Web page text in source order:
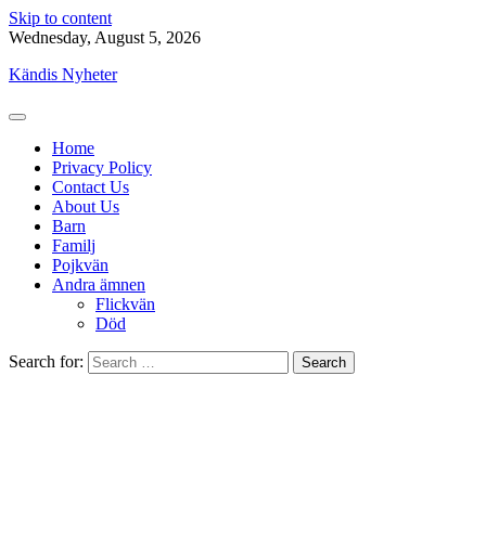
Skip to content
Wednesday, August 5, 2026
Kändis Nyheter
Home
Privacy Policy
Contact Us
About Us
Barn
Familj
Pojkvän
Andra ämnen
Flickvän
Död
Search for: